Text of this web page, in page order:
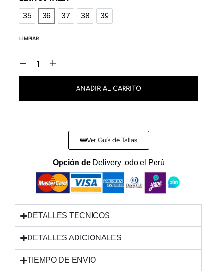
35
35
36
36
37
37
38
38
39
39
LIMPIAR
AÑADIR AL CARRITO
Ver Guía de Tallas
Opción de Delivery todo el Perú
DETALLES TECNICOS
DETALLES ADICIONALES
TIEMPO DE ENVIO